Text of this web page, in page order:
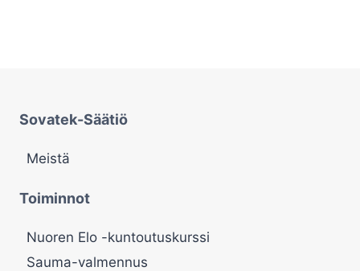
Sovatek-Säätiö
Meistä
Toiminnot
Nuoren Elo -kuntoutuskurssi
Sauma-valmennus